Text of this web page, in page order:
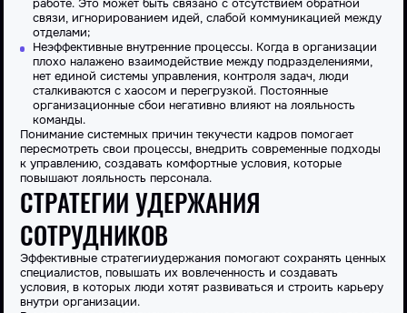
работе. Это может быть связано с отсутствием обратной
связи, игнорированием идей, слабой коммуникацией между
отделами;
Неэффективные внутренние процессы. Когда в организации
плохо налажено взаимодействие между подразделениями,
нет единой системы управления, контроля задач, люди
сталкиваются с хаосом и перегрузкой. Постоянные
организационные сбои негативно влияют на лояльность
команды.
Понимание системных причин текучести кадров помогает
пересмотреть свои процессы, внедрить современные подходы
к управлению, создавать комфортные условия, которые
повышают лояльность персонала.
СТРАТЕГИИ УДЕРЖАНИЯ
СОТРУДНИКОВ
Эффективные стратегииудержания помогают сохранять ценных
специалистов, повышать их вовлеченность и создавать
условия, в которых люди хотят развиваться и строить карьеру
внутри организации.